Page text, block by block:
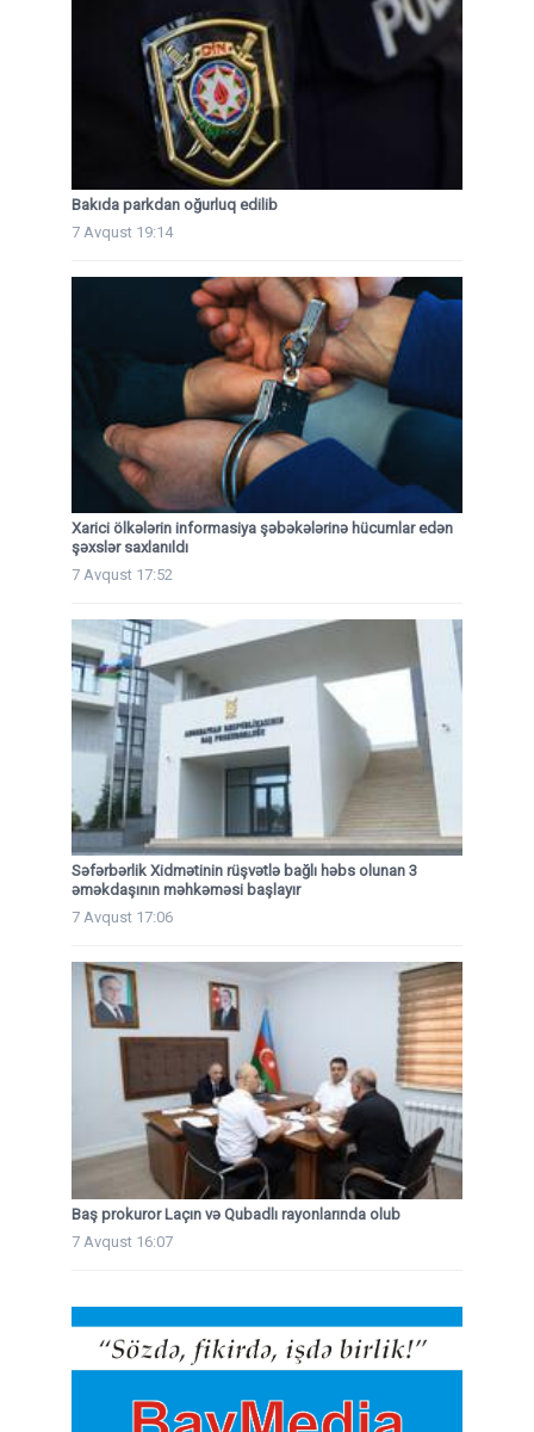
Bakıda parkdan oğurluq edilib
7 Avqust 19:14
Xarici ölkələrin informasiya şəbəkələrinə hücumlar edən
şəxslər saxlanıldı
7 Avqust 17:52
Səfərbərlik Xidmətinin rüşvətlə bağlı həbs olunan 3
əməkdaşının məhkəməsi başlayır
7 Avqust 17:06
Baş prokuror Laçın və Qubadlı rayonlarında olub
7 Avqust 16:07